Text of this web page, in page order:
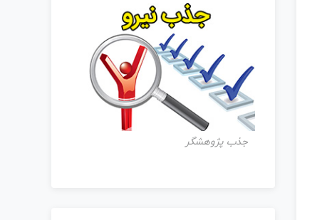
جذب پژوهشگر